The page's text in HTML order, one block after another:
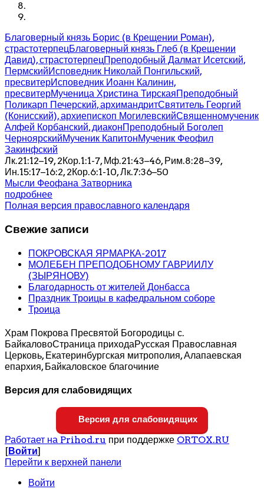
Благоверный князь Борис (в Крещении Роман),
страстотерпецБлаговерный князь Глеб (в Крещении
Давид), страстотерпецПреподобный Далмат Исетский,
ПермскийИсповедник Николай Понгильский,
пресвитерИсповедник Иоанн Калинин,
пресвитерМученица Христина ТирскаяПреподобный
Поликарп Печерский, архимандритСвятитель Георгий
(Конисский), архиепископ МогилевскийСвященномученик
Алфей Корбанский, диаконПреподобный Боголеп
ЧерноярскийМученик КапитонМученик Феофил
Закинфский
Лк.21:12–19, 2Кор.1:1-7, Мф.21:43–46, Рим.8:28–39,
Ин.15:17–16:2, 2Кор.6:1-10, Лк.7:36–50
Мысли Феофана Затворника
подробнее
Полная версия православного календаря
Свежие записи
ПОКРОВСКАЯ ЯРМАРКА-2017
МОЛЕБЕН ПРЕПОДОБНОМУ ГАВРИИЛУ
(ЗЫРЯНОВУ)
Благодарность от жителей Донбасса
Праздник Троицы в кафедральном соборе
Троица
Храм Покрова Пресвятой Богородицы с.
БайкаловоСтраница приходаРусская Православная
Церковь, Екатеринбургская митрополия, Алапаевская
епархия, Байкаловское благочиние
Версия для слабовидящих
Версия для слабовидящих
Работает на Prihod.ru при поддержке ORTOX.RU
[Войти]
Перейти к верхней панели
Войти